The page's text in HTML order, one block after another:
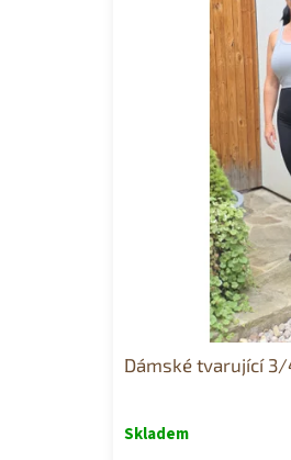
Dámské tvarující
Skladem